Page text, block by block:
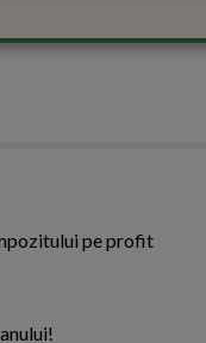
pe profit